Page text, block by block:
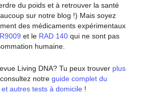
du poids et à retrouver la santé
sur notre blog !) Mais soyez
des médicaments expérimentaux
et le RAD 140 qui ne sont pas
humaine.
Living DNA? Tu peux trouver plus
notre guide complet du
autres tests à domicile !